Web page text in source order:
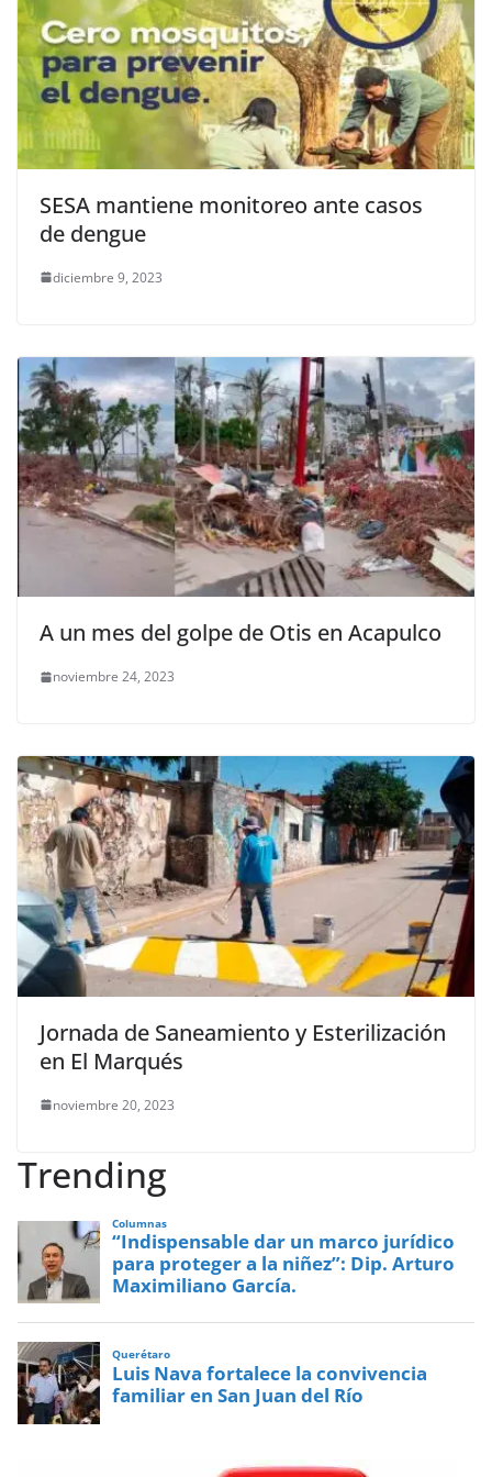
SESA mantiene monitoreo ante casos
de dengue
diciembre 9, 2023
A un mes del golpe de Otis en Acapulco
noviembre 24, 2023
Jornada de Saneamiento y Esterilización
en El Marqués
noviembre 20, 2023
Trending